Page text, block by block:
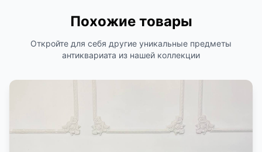
Похожие товары
Откройте для себя другие уникальные предметы
антиквариата из нашей коллекции